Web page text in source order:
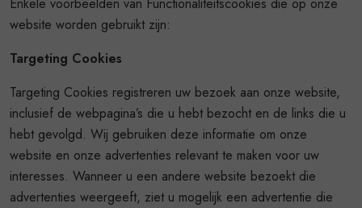
Enkele voorbeelden van Functionaliteitscookies die op onze
website worden gebruikt zijn:
Targeting Cookies
Targeting Cookies registreren uw bezoek aan onze website,
inclusief de webpagina’s die u hebt bezocht en de links die u
hebt gevolgd. Wij gebruiken deze informatie om onze
website en onze advertenties relevant te maken voor uw
interesses. Wanneer u een andere website bezoekt die
advertenties weergeeft, ziet u mogelijk een advertentie die